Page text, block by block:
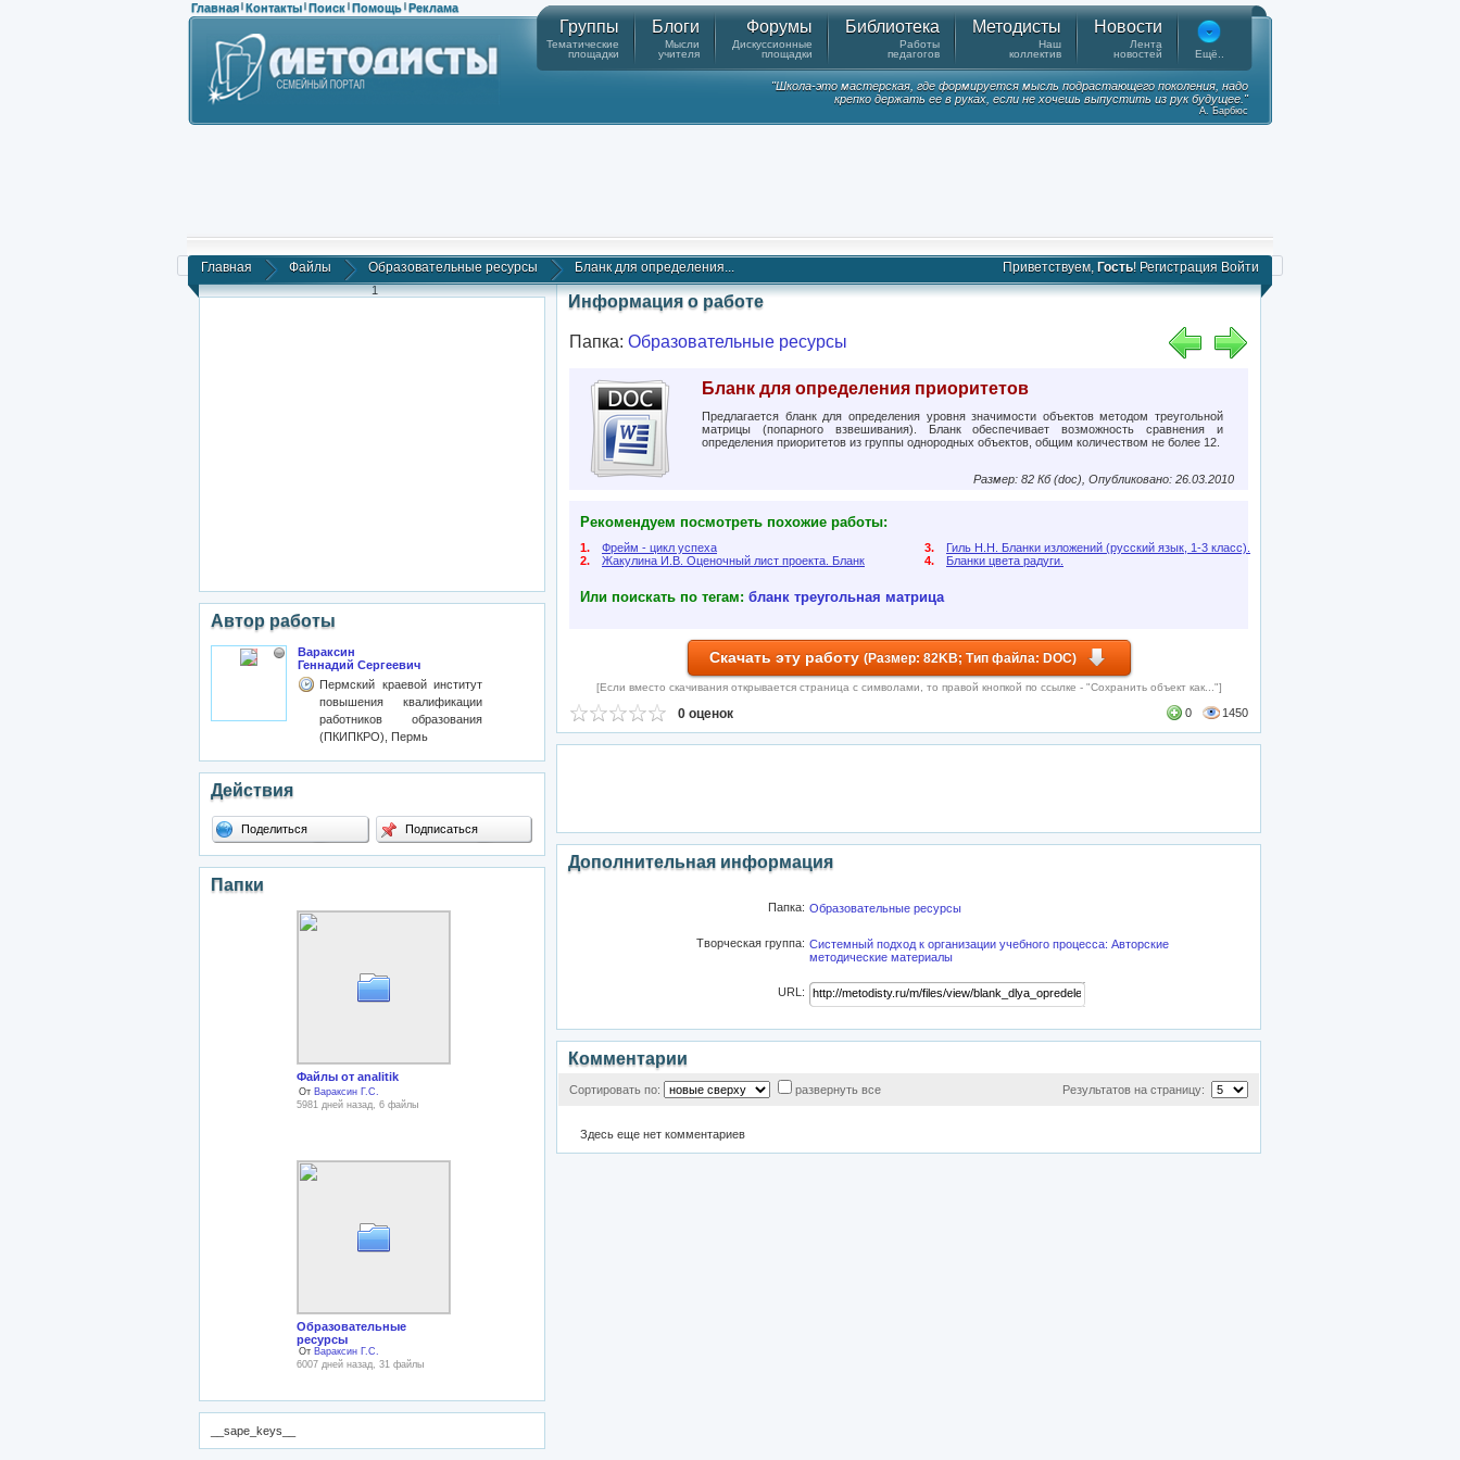
Главная | Контакты | Поиск | Помощь | Реклама
Группы
Тематические
площадки
Блоги
Мысли
учителя
Форумы
Дискуссионные
площадки
Библиотека
Работы
педагогов
Методисты
Наш
коллектив
Новости
Лента
новостей
Ещё..
"Школа-это мастерская, где формируется мысль подрастающего поколения, надо
крепко держать ее в руках, если не хочешь выпустить из рук будущее."
А. Барбюс
Главная Файлы Образовательные ресурсы Бланк для определения... Приветствуем, Гость! Регистрация Войти
1
Автор работы
Вараксин
Геннадий Сергеевич
Пермский краевой институт
повышения квалификации
работников образования
(ПКИПКРО), Пермь
Действия
Поделиться Подписаться
Папки
Файлы от analitik
От Вараксин Г.С.
5981 дней назад, 6 файлы
Образовательные
ресурсы
От Вараксин Г.С.
6007 дней назад, 31 файлы
__sape_keys__
Информация о работе
Папка: Образовательные ресурсы
Бланк для определения приоритетов
Предлагается бланк для определения уровня значимости объектов методом треугольной
матрицы (попарного взвешивания). Бланк обеспечивает возможность сравнения и
определения приоритетов из группы однородных объектов, общим количеством не более 12.
Размер: 82 Кб (doc), Опубликовано: 26.03.2010
Рекомендуем посмотреть похожие работы:
1.
Фрейм - цикл успеха
2.
Жакулина И.В. Оценочный лист проекта. Бланк
3.
Гиль Н.Н. Бланки изложений (русский язык, 1-3 класс).
4.
Бланки цвета радуги.
Или поискать по тегам: бланк треугольная матрица
Скачать эту работу (Размер: 82KB; Тип файла: DOC)
[Если вместо скачивания открывается страница с символами, то правой кнопкой по ссылке - "Сохранить объект как..."]
0 оценок 0 1450
Дополнительная информация
Папка: Образовательные ресурсы
Творческая группа: Системный подход к организации учебного процесса: Авторские
методические материалы
URL:
Комментарии
Сортировать по: развернуть все Результатов на страницу:
Здесь еще нет комментариев